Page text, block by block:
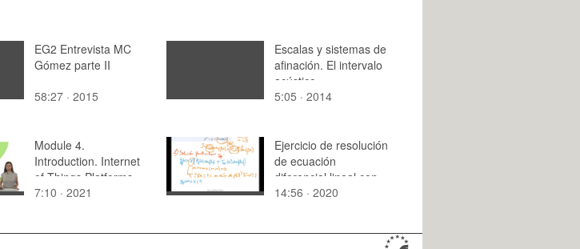
EG2 Entrevista MC
Gómez parte II
58:27 · 2015
Escalas y sistemas de
afinación. El intervalo
acústico
5:05 · 2014
Module 4.
Introduction. Internet
of Things Platforms.
7:10 · 2021
Ejercicio de resolución
de ecuación
diferencial lineal con
coeficientes
14:56 · 2020